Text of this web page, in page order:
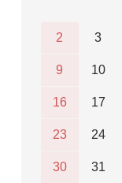
2 3
9 10
16 17
23 24
30 31